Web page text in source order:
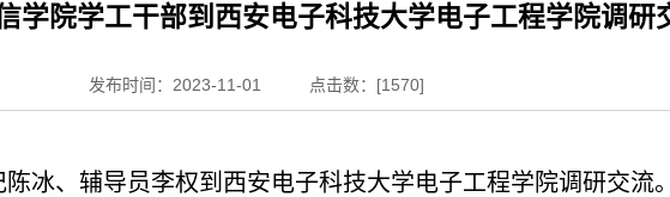
院学工干部到西安电子科技大学电子工程学院调研
发布时间：2023-11-01 点击数：[1570]
陈冰、辅导员李权到西安电子科技大学电子工程学院调研交流